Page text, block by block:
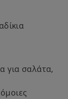
για σαλάτα,